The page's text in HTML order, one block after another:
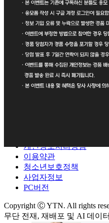
개인정보처리방침
이용약관
청소년보호정책
사업자정보
PC버전
Copyright Ⓒ YTN. All rights
무단 전재, 재배포 및 AI 데이